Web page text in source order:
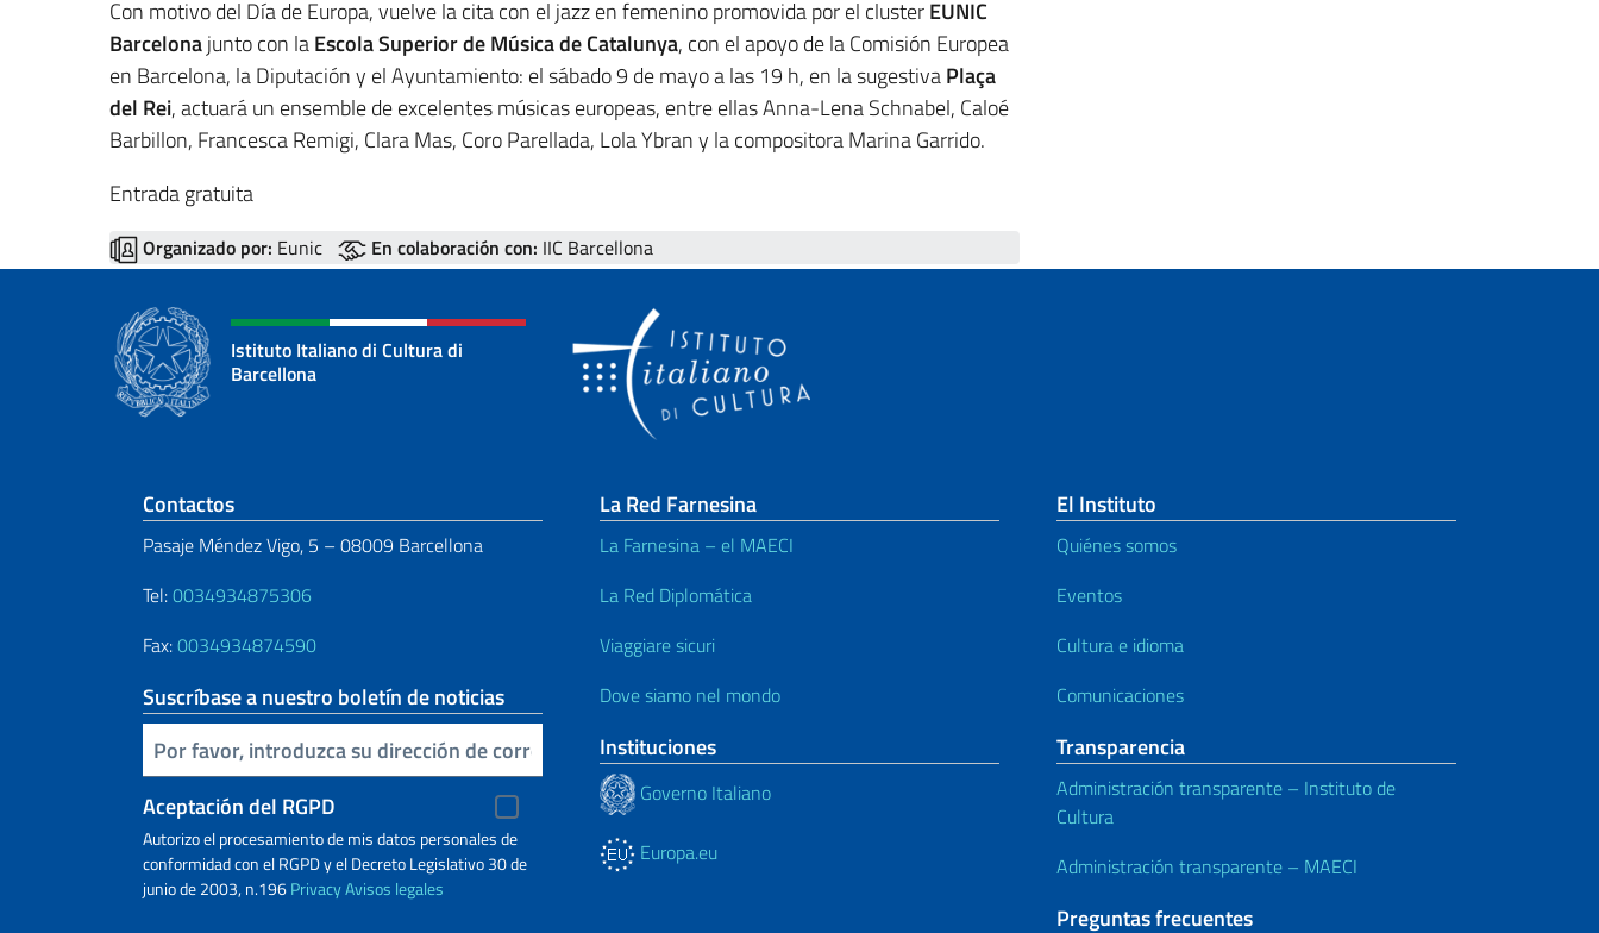
Con motivo del Día de Europa, vuelve la cita con el jazz en femenino promovida por el clusterEUNIC
Barcelonajunto con laEscola Superior de Música de Catalunya, con el apoyo de la Comisión Europea
en Barcelona, la Diputación y el Ayuntamiento: el sábado 9 de mayo a las 19 h, en la sugestivaPlaça
del Rei, actuará un ensemble de excelentes músicas europeas, entre ellas Anna-Lena Schnabel, Caloé
Barbillon, Francesca Remigi, Clara Mas, Coro Parellada, Lola Ybran y la compositora Marina Garrido.
Entrada gratuita
Organizado por: Eunic En colaboración con: IIC Barcellona
Istituto Italiano di Cultura di
Barcellona
Sezione footer
Contactos
Pasaje Méndez Vigo, 5 – 08009 Barcellona
Tel:0034934875306
Fax:0034934874590
Suscríbase a nuestro boletín de noticias
Inserta tu correo electronico
Aceptación del RGPD
Autorizo ​​el procesamiento de mis datos personales de
conformidad con el RGPD y el Decreto Legislativo 30 de
junio de 2003, n.196PrivacyAvisos legales
La Red Farnesina
La Farnesina – el MAECI
La Red Diplomática
Viaggiare sicuri
Dove siamo nel mondo
Instituciones
Governo Italiano
Europa.eu
El Instituto
Quiénes somos
Eventos
Cultura e idioma
Comunicaciones
Transparencia
Administración transparente – Instituto de
Cultura
Administración transparente – MAECI
Preguntas frecuentes